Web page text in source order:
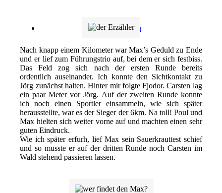
Menü Menü
Nach knapp einem Kilometer war Max’s Geduld zu Ende
und er lief zum Führungstrio auf, bei dem er sich festbiss.
Das Feld zog sich nach der ersten Runde bereits
ordentlich auseinander. Ich konnte den Sichtkontakt zu
Jörg zunächst halten. Hinter mir folgte Fjodor. Carsten lag
ein paar Meter vor Jörg. Auf der zweiten Runde konnte
ich noch einen Sportler einsammeln, wie sich später
herausstellte, war es der Sieger der 6km. Na toll! Poul und
Max hielten sich weiter vorne auf und machten einen sehr
guten Eindruck.
Wie ich später erfurh, lief Max sein Sauerkrauttest schief
und so musste er auf der dritten Runde noch Carsten im
Wald stehend passieren lassen.